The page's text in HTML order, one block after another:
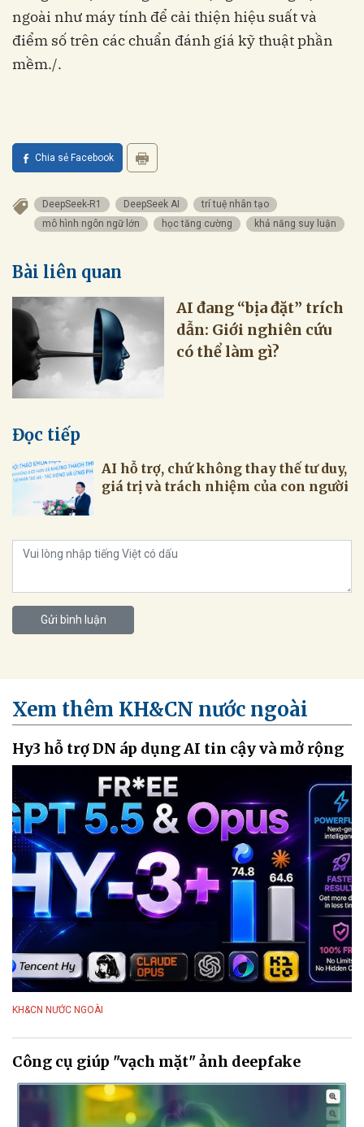
ngoài như máy tính để cải thiện hiệu suất và
điểm số trên các chuẩn đánh giá kỹ thuật phần
mềm./.
Chia sẻ Facebook
DeepSeek-R1 DeepSeek AI
trí tuệ nhân tạo
mô hình ngôn ngữ lớn
học tăng cường khả năng suy luận
Bài liên quan
AI đang “bịa đặt” trích
dẫn: Giới nghiên cứu
có thể làm gì?
Đọc tiếp
AI hỗ trợ, chứ không thay thế tư duy,
giá trị và trách nhiệm của con người
Gửi bình luận
Xem thêm KH&CN nước ngoài
Hy3 hỗ trợ DN áp dụng AI tin cậy và mở rộng
KH&CN NƯỚC NGOÀI
Công cụ giúp "vạch mặt" ảnh deepfake